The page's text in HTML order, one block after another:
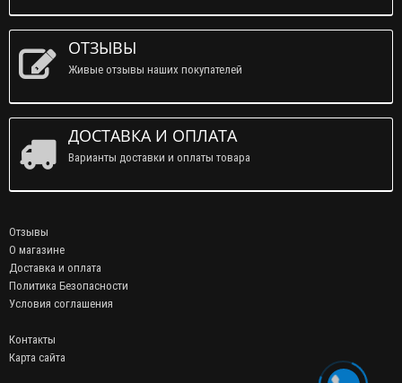
ОТЗЫВЫ
Живые отзывы наших покупателей
ДОСТАВКА И ОПЛАТА
Варианты доставки и оплаты товара
Отзывы
О магазине
Доставка и оплата
Политика Безопасности
Условия соглашения
Контакты
Карта сайта